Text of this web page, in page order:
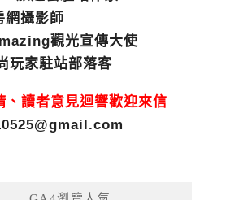
攝影師
觀光宣傳大使
玩家駐站部落客
、讀者意見迴響歡迎來信